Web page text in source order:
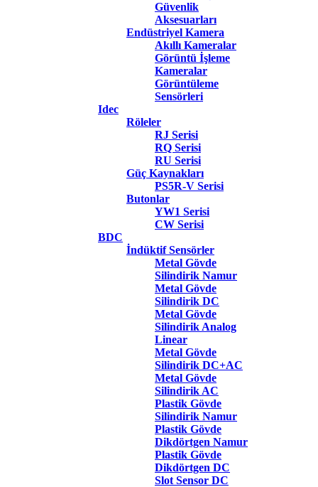
Güvenlik
Aksesuarları
Endüstriyel Kamera
Akıllı Kameralar
Görüntü İşleme
Kameralar
Görüntüleme
Sensörleri
Idec
Röleler
RJ Serisi
RQ Serisi
RU Serisi
Güç Kaynakları
PS5R-V Serisi
Butonlar
YW1 Serisi
CW Serisi
BDC
İndüktif Sensörler
Metal Gövde
Silindirik Namur
Metal Gövde
Silindirik DC
Metal Gövde
Silindirik Analog
Linear
Metal Gövde
Silindirik DC+AC
Metal Gövde
Silindirik AC
Plastik Gövde
Silindirik Namur
Plastik Gövde
Dikdörtgen Namur
Plastik Gövde
Dikdörtgen DC
Slot Sensor DC